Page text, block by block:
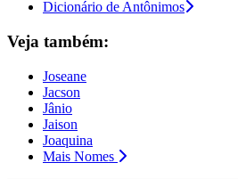
Dicionário de Antônimos
Veja também:
Joseane
Jacson
Jânio
Jaison
Joaquina
Mais Nomes